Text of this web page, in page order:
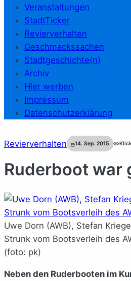
Veranstaltungen
StadtTicker
Revierverhalten
Geschmackssachen
Stadtgeschichte(n)
Archiv
Hier werben
Impressum
Datenschutzerklärung
Revierverhalten 14. Sep. 2015
Ruderboot war
Uwe Dorn (AWB), Stefan
Strunk vom Bootsverleih des
(foto: pk)
Neben den Ruderbooten im